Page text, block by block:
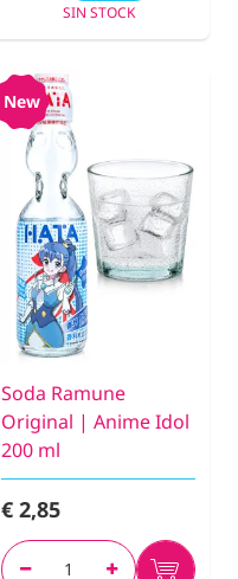
SIN STOCK
New
Soda Ramune
Original | Anime Idol
200 ml
€ 2,85